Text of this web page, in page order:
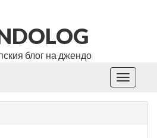
блог на джендо
Toggle